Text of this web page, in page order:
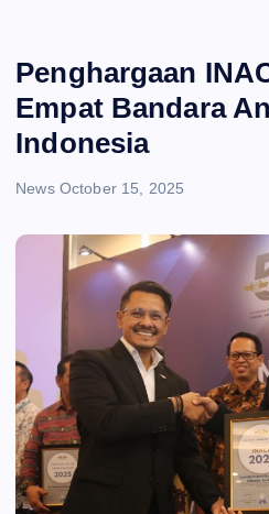
Penghargaan
Empat Bandara
Indonesia
News October 15, 2025